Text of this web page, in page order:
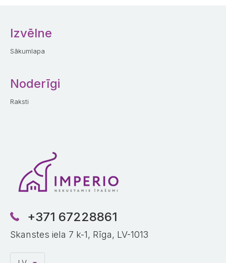
Izvēlne
Sākumlapa
Noderīgi
Raksti
+371 67228861
Skanstes iela 7 k-1, Rīga, LV-1013